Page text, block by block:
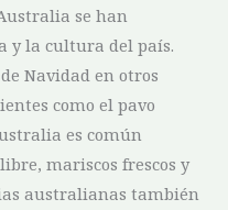
se‍ han
y la cultura ⁣del país.⁤
Navidad en otros
como el pavo
es común
‍mariscos frescos y
australianas también